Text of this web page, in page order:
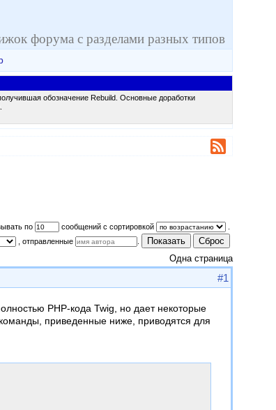
форума с разделами разных типов
обозначение Rebuild. Основные доработки
по сообщений с сортировкой
, отправленные Показать Сброс
Одна страница
#1
PHP-кода Twig, но дает некоторые
приведенные ниже, приводятся для